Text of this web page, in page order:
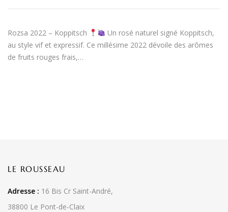
Rozsa 2022 – Koppitsch
Un rosé naturel signé Koppitsch,
au style vif et expressif. Ce millésime 2022 dévoile des arômes
de fruits rouges frais,…
LE ROUSSEAU
Adresse : 16 Bis Cr Saint-André,
38800 Le Pont-de-Claix